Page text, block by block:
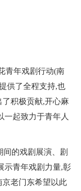
青年戏剧行动(南
供了全程支持,也
积极贡献,开心麻
一起致力于青年人
的戏剧展演、剧
示青年戏剧力量,彰
京老门东希望以此